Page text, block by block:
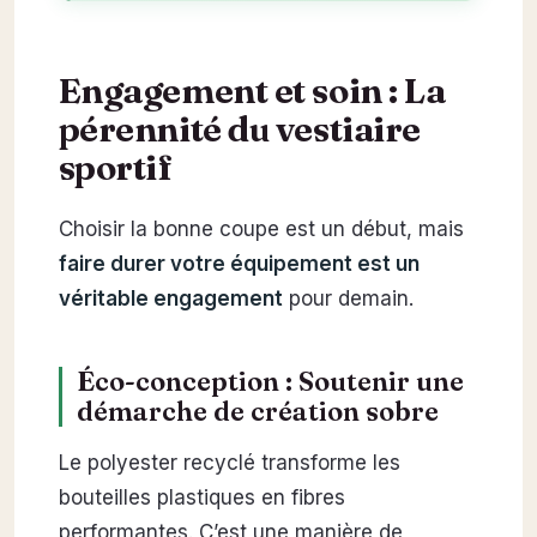
Engagement et soin : La
pérennité du vestiaire
sportif
Choisir la bonne coupe est un début, mais
faire durer votre équipement est un
véritable engagementpour demain.
Éco-conception : Soutenir une
démarche de création sobre
Le polyester recyclé transforme les
bouteilles plastiques en fibres